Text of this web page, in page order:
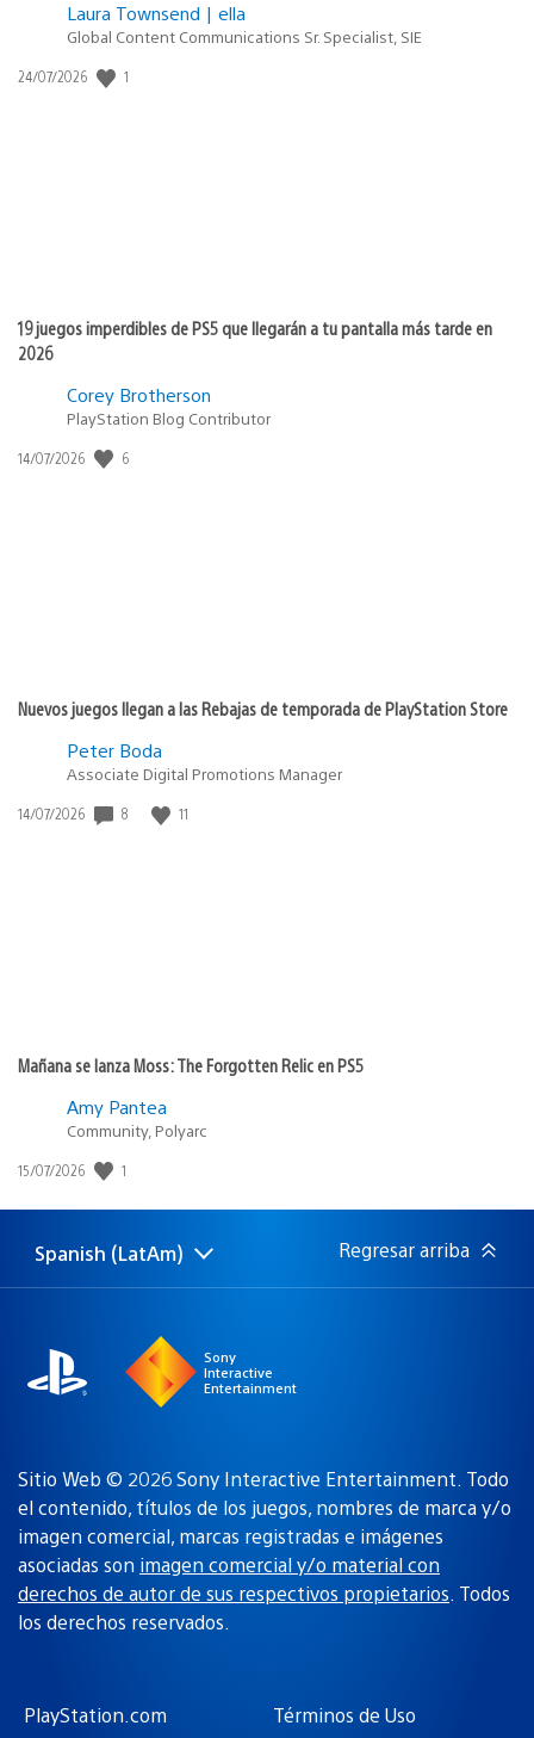
Laura Townsend | ella
Global Content Communications Sr. Specialist, SIE
Fecha
24/07/2026 1
19 juegos imperdibles de PS5 que llegarán a tu pantalla más tarde en
2026
Corey Brotherson
PlayStation Blog Contributor
Fecha
14/07/2026 6
Nuevos juegos llegan a las Rebajas de temporada de PlayStation Store
Peter Boda
Associate Digital Promotions Manager
Fecha
14/07/2026 8 11
Mañana se lanza Moss: The Forgotten Relic en PS5
Amy Pantea
Community, Polyarc
Fecha
publicación:
15/07/2026 1
Elige
Región
Spanish (LatAm) Regresar arriba
Sony
Interactive
Entertainment
Sitio Web © 2026 Sony Interactive Entertainment. Todo
el contenido, títulos de los juegos, nombres de marca y/o
imagen comercial, marcas registradas e imágenes
asociadas son imagen comercial y/o material con
derechos de autor de sus respectivos propietarios. Todos
los derechos reservados.
PlayStation.com Términos de Uso